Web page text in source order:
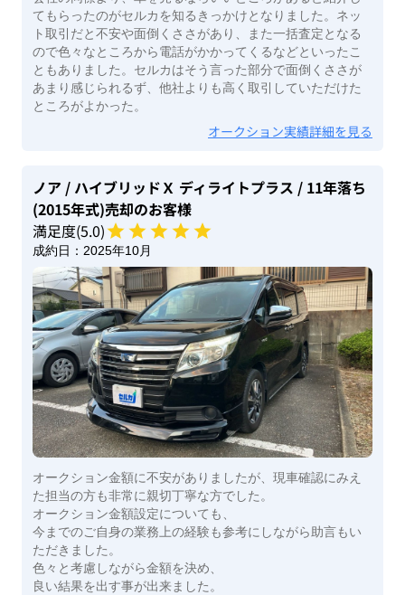
てもらったのがセルカを知るきっかけとなりました。ネッ
ト取引だと不安や面倒くささがあり、また一括査定となる
ので色々なところから電話がかかってくるなどといったこ
ともありました。セルカはそう言った部分で面倒くささが
あまり感じられるず、他社よりも高く取引していただけた
ところがよかった。
オークション実績詳細を見る
ノア / ハイブリッドＸ ディライトプラス / 11年落ち
(2015年式)売却のお客様
満足度(5.0)
成約日： 2025年10月
オークション金額に不安がありましたが、現車確認にみえ
た担当の方も非常に親切丁寧な方でした。
オークション金額設定についても、
今までのご自身の業務上の経験も参考にしながら助言もい
ただきました。
色々と考慮しながら金額を決め、
良い結果を出す事が出来ました。